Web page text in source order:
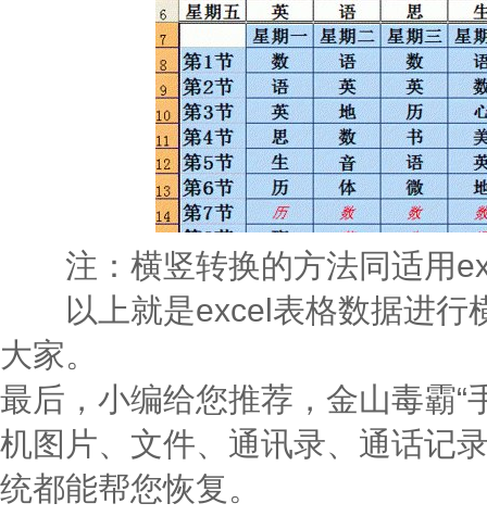
注：横竖转换的方法同适用
以上就是excel表格数据进行
大家。
最后，小编给您推荐，金山毒霸“
机图片、文件、通讯录、通话记
统都能帮您恢复。